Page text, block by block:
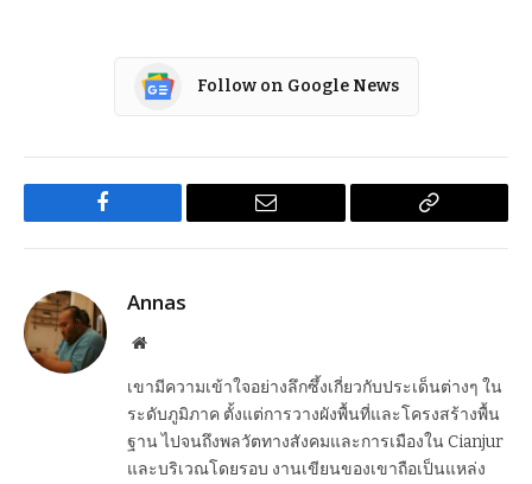
Follow on Google News
Facebook Email
Copy
Annas
Website
เขามีความเข้าใจอย่างลึกซึ้งเกี่ยวกับประเด็นต่างๆ ใน
ระดับภูมิภาค ตั้งแต่การวางผังพื้นที่และโครงสร้างพื้น
ฐาน ไปจนถึงพลวัตทางสังคมและการเมืองใน Cianjur
และบริเวณโดยรอบ งานเขียนของเขาถือเป็นแหล่ง